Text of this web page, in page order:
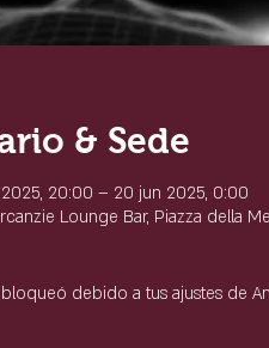
& Sede
2025, 20:00 – 20 jun 2025, 0:00
Lounge Bar, Piazza della
debido a tus ajustes de